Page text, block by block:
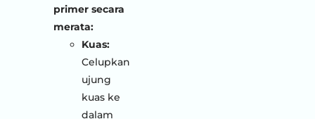
primer secara
merata:
Kuas:
Celupkan
ujung
kuas ke
dalam